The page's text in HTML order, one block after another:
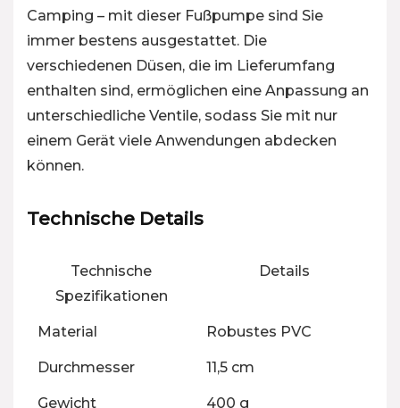
Camping – mit dieser Fußpumpe sind Sie
immer bestens ausgestattet. Die
verschiedenen Düsen, die im Lieferumfang
enthalten sind, ermöglichen eine Anpassung an
unterschiedliche Ventile, sodass Sie mit nur
einem Gerät viele Anwendungen abdecken
können.
Technische Details
Technische
Spezifikationen
Details
Material Robustes PVC
Durchmesser 11,5 cm
Gewicht 400 g